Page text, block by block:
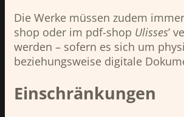
Die Werke müssen zudem
shop oder im pdf-shop Ulisses’
werden – sofern es sich um
beziehungsweise digitale
Einschränkungen